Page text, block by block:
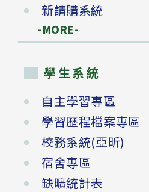
新請購系統
-MORE-
學生系統
自主學習專區
學習歷程檔案專區
校務系統(亞昕)
宿舍專區
缺曠統計表